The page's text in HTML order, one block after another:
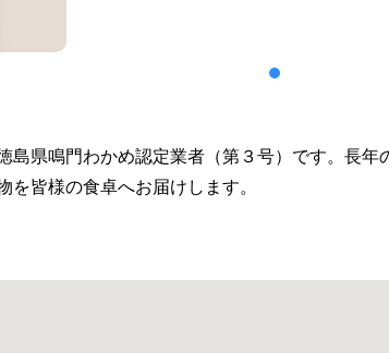
島県鳴門わかめ認定業者（第３号）です。長
を皆様の食卓へお届けします。